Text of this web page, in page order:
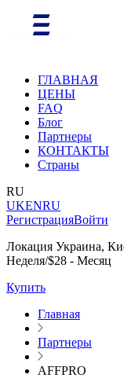
ГЛАВНАЯ
ЦЕНЫ
FAQ
Блог
Партнеры
КОНТАКТЫ
Страны
RU
UKENRU
РегистрацияВойти
Локация Украина,
Неделя/$28 - Месяц
Купить
Главная
Партнеры
AFFPRO